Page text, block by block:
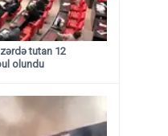
tutan 12
olundu